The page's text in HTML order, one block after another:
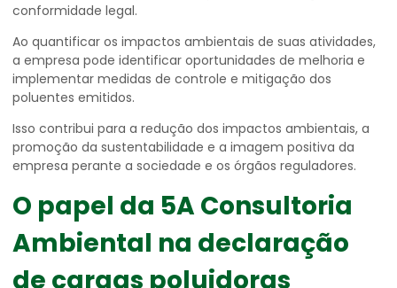
conformidade legal.
Ao quantificar os impactos ambientais de suas atividades,
a empresa pode identificar oportunidades de melhoria e
implementar medidas de controle e mitigação dos
poluentes emitidos.
Isso contribui para a redução dos impactos ambientais, a
promoção da sustentabilidade e a imagem positiva da
empresa perante a sociedade e os órgãos reguladores.
O papel da 5A Consultoria
Ambiental na declaração
de cargas poluidoras